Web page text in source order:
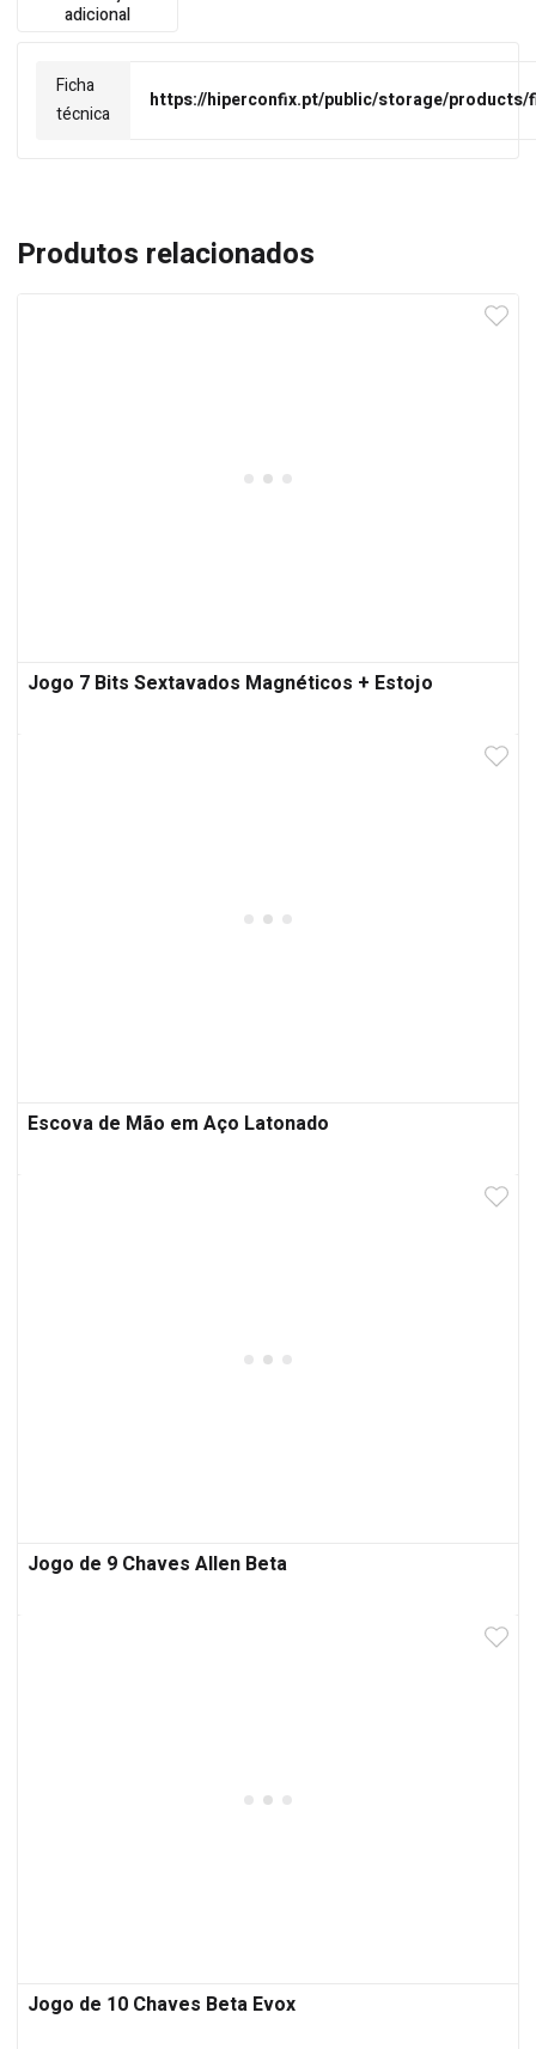
adicional
Ficha
técnica
https://hiperconfix.pt/public/storage/products/
Produtos relacionados
Jogo 7 Bits Sextavados Magnéticos + Estojo
Escova de Mão em Aço Latonado
Jogo de 9 Chaves Allen Beta
Jogo de 10 Chaves Beta Evox